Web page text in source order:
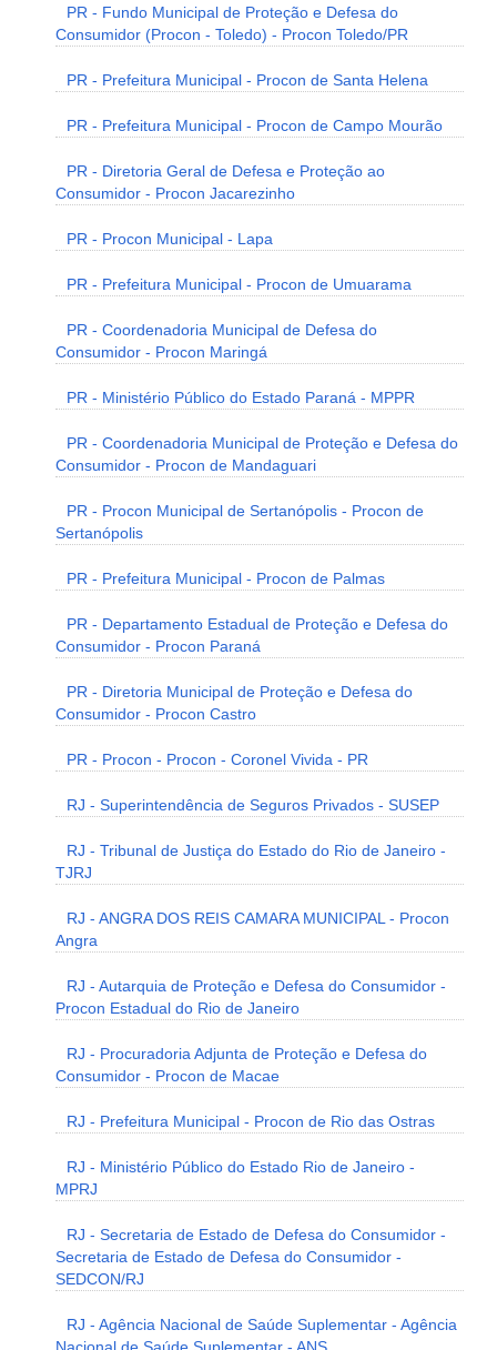
PR - Fundo Municipal de Proteção e Defesa do
Consumidor (Procon - Toledo) - Procon Toledo/PR
PR - Prefeitura Municipal - Procon de Santa Helena
PR - Prefeitura Municipal - Procon de Campo Mourão
PR - Diretoria Geral de Defesa e Proteção ao
Consumidor - Procon Jacarezinho
PR - Procon Municipal - Lapa
PR - Prefeitura Municipal - Procon de Umuarama
PR - Coordenadoria Municipal de Defesa do
Consumidor - Procon Maringá
PR - Ministério Público do Estado Paraná - MPPR
PR - Coordenadoria Municipal de Proteção e Defesa do
Consumidor - Procon de Mandaguari
PR - Procon Municipal de Sertanópolis - Procon de
Sertanópolis
PR - Prefeitura Municipal - Procon de Palmas
PR - Departamento Estadual de Proteção e Defesa do
Consumidor - Procon Paraná
PR - Diretoria Municipal de Proteção e Defesa do
Consumidor - Procon Castro
PR - Procon - Procon - Coronel Vivida - PR
RJ - Superintendência de Seguros Privados - SUSEP
RJ - Tribunal de Justiça do Estado do Rio de Janeiro -
TJRJ
RJ - ANGRA DOS REIS CAMARA MUNICIPAL - Procon
Angra
RJ - Autarquia de Proteção e Defesa do Consumidor -
Procon Estadual do Rio de Janeiro
RJ - Procuradoria Adjunta de Proteção e Defesa do
Consumidor - Procon de Macae
RJ - Prefeitura Municipal - Procon de Rio das Ostras
RJ - Ministério Público do Estado Rio de Janeiro -
MPRJ
RJ - Secretaria de Estado de Defesa do Consumidor -
Secretaria de Estado de Defesa do Consumidor -
SEDCON/RJ
RJ - Agência Nacional de Saúde Suplementar - Agência